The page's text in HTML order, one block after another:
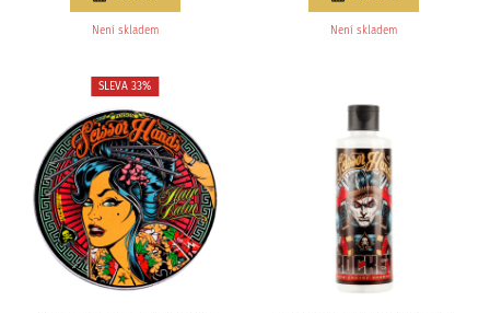
Není skladem Není skladem
SLEVA 33%